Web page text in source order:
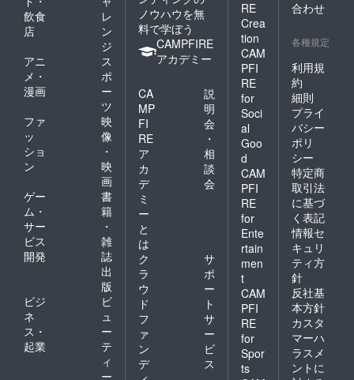
飲食
店
レ
ン
ジ
アニ
メ・
漫画
ス
ポ
ー
ツ
ファ
ッ
ショ
ン
映
像
・
映
画
ゲー
ム・
サー
ビス
開発
書
籍
・
雑
誌
出
版
ビジ
ネ
ス・
起業
ビ
ュ
ー
テ
ィ
ー
ノウハウを無
料で学ぼう
CAMPFIRE
アカデミー
CA
MP
FI
RE
ア
カ
デ
ミ
ー
と
は
説
明
会
・
相
談
会
ク
ラ
ウ
ド
フ
ァ
ン
デ
サ
ポ
ー
ト
サ
ー
ビ
ス
RE
Crea
tion
CAM
PFI
RE
for
Soci
al
Goo
d
CAM
PFI
RE
for
Ente
rtain
men
t
CAM
PFI
RE
for
Spor
ts
合わせ
各種規定
利用規
約
細則
プライ
バシー
ポリ
シー
特定商
取引法
に基づ
く表記
情報セ
キュリ
ティ方
針
反社基
本方針
カスタ
マーハ
ラスメ
ントに